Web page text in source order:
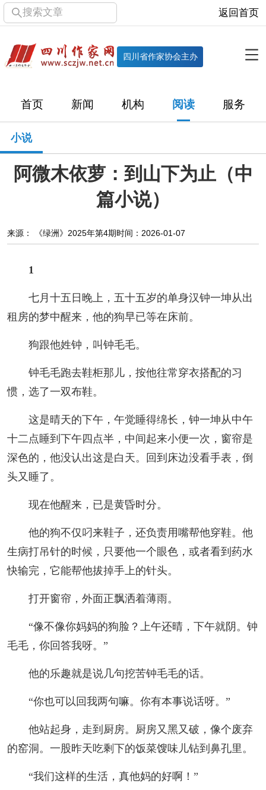
搜索文章 返回首页
四川省作家协会主办
首页 新闻 机构 阅读 服务
机构
直属单位 团体会员 主管社团 专门委员会
历届主席团
新闻
文学动态 作协工作
十百千 网络文学 万千百十
小说 散文 诗歌 文学评论
服务
入会须知 会员管理 文学奖项 报刊联盟
四川文学 星星诗刊 当代文坛 四川作家报
人事考试
专题专栏
小说
阿微木依萝：到山下为止（中
篇小说）
来源： 《绿洲》2025年第4期时间：2026-01-07
1
七月十五日晚上，五十五岁的单身汉钟一坤从出
租房的梦中醒来，他的狗早已等在床前。
狗跟他姓钟，叫钟毛毛。
钟毛毛跑去鞋柜那儿，按他往常穿衣搭配的习
惯，选了一双布鞋。
这是晴天的下午，午觉睡得绵长，钟一坤从中午
十二点睡到下午四点半，中间起来小便一次，窗帘是
深色的，他没认出这是白天。回到床边没看手表，倒
头又睡了。
现在他醒来，已是黄昏时分。
他的狗不仅叼来鞋子，还负责用嘴帮他穿鞋。他
生病打吊针的时候，只要他一个眼色，或者看到药水
快输完，它能帮他拔掉手上的针头。
打开窗帘，外面正飘洒着薄雨。
“像不像你妈妈的狗脸？上午还晴，下午就阴。钟
毛毛，你回答我呀。”
他的乐趣就是说几句挖苦钟毛毛的话。
“你也可以回我两句嘛。你有本事说话呀。”
他站起身，走到厨房。厨房又黑又破，像个废弃
的窑洞。一股昨天吃剩下的饭菜馊味儿钻到鼻孔里。
“我们这样的生活，真他妈的好啊！”